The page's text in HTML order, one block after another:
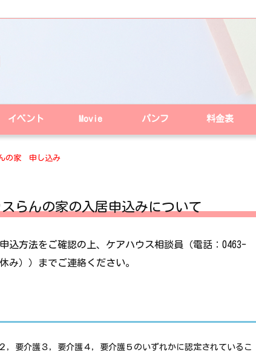
イベント Movie パンフ 料金表
の家 申し込み
らんの家の入居申込みについて
込方法をご確認の上、ケアハウス相談員（電話：0463-
み））までご連絡ください。
，要介護３，要介護４，要介護５のいずれかに認定されているこ